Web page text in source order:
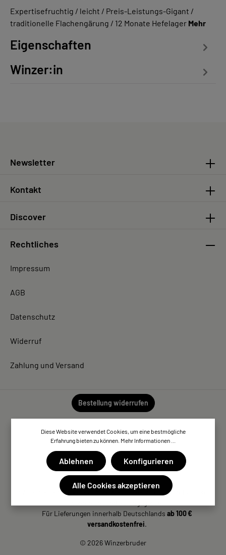
Expertisefruchtig / leicht / Preis-Leistungs-Gigant /
traditionelle Flachengärung / 12 Monate Hefelager Mehr
Eigenschaften
Winzer:in
Newsletter
Discover
Kontakt
Rechtliches
Impressum
AGB
Datenschutz
Widerruf
Zahlung und Versand
Bestellung widerrufen
© 2026 Winzerbruder
* Alle Preise inkl. gesetzl. Mehrwertsteuer zzgl. Versandkosten,
Für Lieferungen innerhalb Deutschlandsab 100 €
versandkostenfrei.
Diese Website verwendet Cookies, um eine bestmögliche
Erfahrung bieten zu können. Mehr Informationen ...
Ablehnen Konfigurieren
Alle Cookies akzeptieren